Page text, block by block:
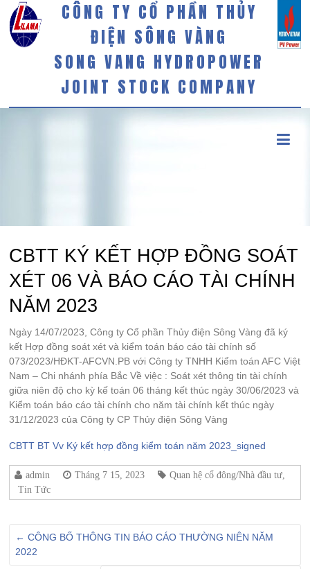
CÔNG TY CỔ PHẦN THỦY
ĐIỆN SÔNG VÀNG
SONG VANG HYDROPOWER
JOINT STOCK COMPANY
CBTT KÝ KẾT HỢP ĐỒNG SOÁT
XÉT 06 VÀ BÁO CÁO TÀI CHÍNH
NĂM 2023
Ngày 14/07/2023, Công ty Cổ phần Thủy điện Sông Vàng đã ký
kết Hợp đồng soát xét và kiểm toán báo cáo tài chính số
073/2023/HĐKT-AFCVN.PB với Công ty TNHH Kiểm toán AFC Việt
Nam – Chi nhánh phía Bắc Về việc : Soát xét thông tin tài chính
giữa niên độ cho kỳ kế toán 06 tháng kết thúc ngày 30/06/2023 và
Kiểm toán báo cáo tài chính cho năm tài chính kết thúc ngày
31/12/2023 của Công ty CP Thủy điện Sông Vàng
CBTT BT Vv Ký kết hợp đồng kiểm toán năm 2023_signed
admin Tháng 7 15, 2023 Quan hệ cổ đông/Nhà đầu tư
Tin Tức
← CÔNG BỐ THÔNG TIN BÁO CÁO THƯỜNG NIÊN NĂM
2022